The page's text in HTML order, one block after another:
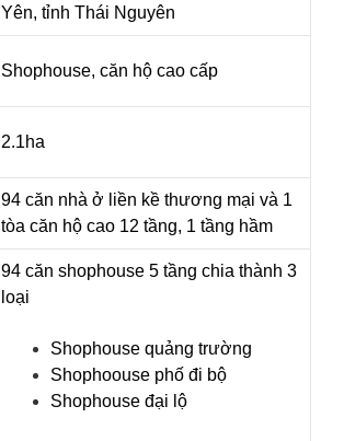
Yên, tỉnh Thái Nguyên
Shophouse, căn hộ cao cấp
2.1ha
94 căn nhà ở liền kề thương mại và 1
tòa căn hộ cao 12 tầng, 1 tầng hầm
94 căn shophouse 5 tầng chia thành 3
loại
Shophouse quảng trường
Shophoouse phố đi bộ
Shophouse đại lộ